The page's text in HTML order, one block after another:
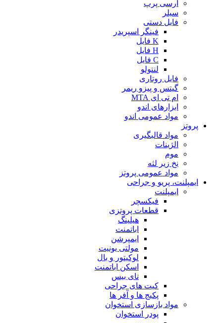
آرسی پرپ
سیلر
فایل دستی
فینگر اسپریدر
K فایل
H فایل
C فایل
لنتولو
فایل روتاری
گیتس و پیزو ریمر
ام تی ای MTA
ابزارهای اندو
مواد عمومی اندو
پروتز
مواد قالبگیری
الژینات
موم
نخ زیر لثه
مواد عمومی پروتز
ایمپلنت، پریو و جراحی
ایمپلنت
فیکسچر
قطعات پروتزی
هیلینگ
اباتمنت
ایمپرشن
مولتی یونیت
لوکیتور و بال
اسکن اباتمنت
تای بیس
کیت های جراحی
پکیج ها و آفر ها
مواد بازسازی استخوان
پودر استخوان